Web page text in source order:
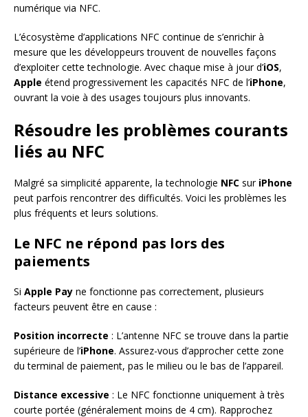
numérique via NFC.
L’écosystème d’applications NFC continue de s’enrichir à
mesure que les développeurs trouvent de nouvelles façons
d’exploiter cette technologie. Avec chaque mise à jour d’iOS,
Apple étend progressivement les capacités NFC de l’iPhone,
ouvrant la voie à des usages toujours plus innovants.
Résoudre les problèmes courants
liés au NFC
Malgré sa simplicité apparente, la technologie NFC sur iPhone
peut parfois rencontrer des difficultés. Voici les problèmes les
plus fréquents et leurs solutions.
Le NFC ne répond pas lors des
paiements
Si Apple Pay ne fonctionne pas correctement, plusieurs
facteurs peuvent être en cause :
Position incorrecte : L’antenne NFC se trouve dans la partie
supérieure de l’iPhone. Assurez-vous d’approcher cette zone
du terminal de paiement, pas le milieu ou le bas de l’appareil.
Distance excessive : Le NFC fonctionne uniquement à très
courte portée (généralement moins de 4 cm). Rapprochez